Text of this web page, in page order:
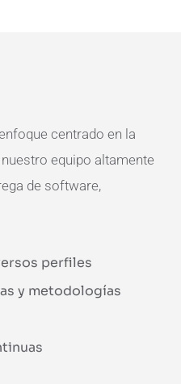
centrado en la
equipo altamente
de software,
perfiles
y metodologías